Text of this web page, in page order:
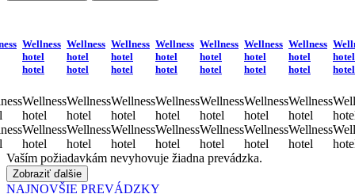
Wellness
hotel
hotel
Wellness
hotel
Wellness
hotel
Wellness
hotel
hotel
Wellness
hotel
Wellness
hotel
Wellness
hotel
hotel
Wellness
hotel
Wellness
hotel
Wellness
hotel
hotel
Wellness
hotel
Wellness
hotel
Wellness
hotel
hotel
Wellness
hotel
Wellness
hotel
Wellness
hotel
hotel
Wellness
hotel
Wellness
hotel
Wellness
hotel
hotel
Wellness
hotel
Wellness
hotel
hotel
hotel
Vaším požiadavkám nevyhovuje žiadna prevádzka.
Zobraziť ďalšie
NAJNOVŠIE PREVÁDZKY